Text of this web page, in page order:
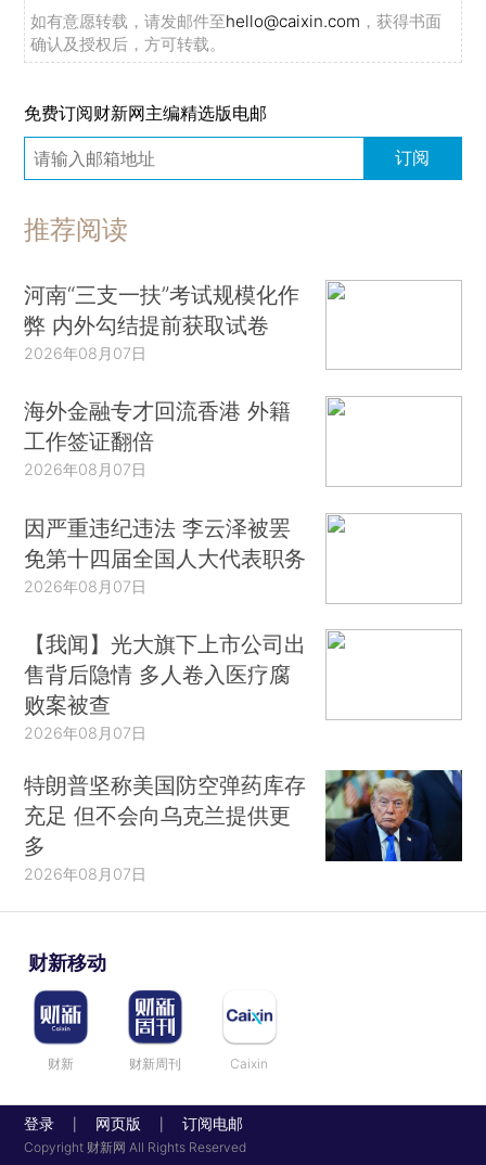
如有意愿转载，请发邮件至hello@caixin.com ，获得书面
确认及授权后，方可转载。
免费订阅财新网主编精选版电邮
订阅
推荐阅读
河南“三支一扶”考试规模化作
弊 内外勾结提前获取试卷
2026年08月07日
海外金融专才回流香港 外籍
工作签证翻倍
2026年08月07日
因严重违纪违法 李云泽被罢
免第十四届全国人大代表职务
2026年08月07日
【我闻】光大旗下上市公司出
售背后隐情 多人卷入医疗腐
败案被查
2026年08月07日
特朗普坚称美国防空弹药库存
充足 但不会向乌克兰提供更
多
2026年08月07日
财新移动
财新 财新周刊 Caixin
登录 网页版 订阅电邮
Copyright 财新网 All Rights Reserved